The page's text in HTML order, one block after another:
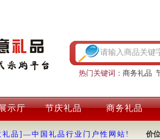
热门关键词： 商务礼品
示厅 节庆礼品 商务礼品
品]—中国礼品行业门户性网站! 价